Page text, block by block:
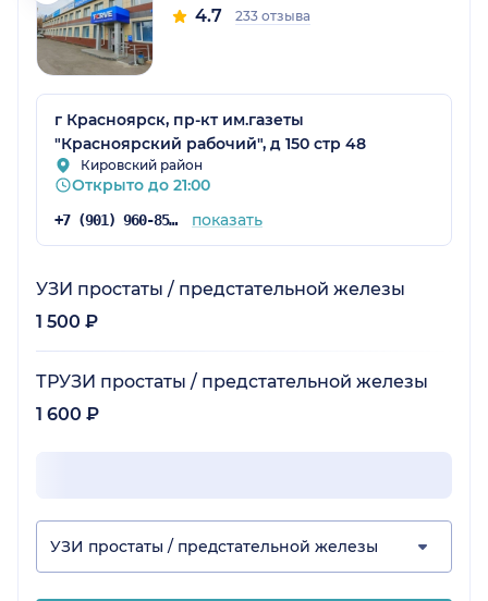
4.7 233 отзыва
г Красноярск, пр-кт им.газеты
"Красноярский рабочий", д 150 стр 48
Кировский район
Открыто до 21:00
+7 (901) 960-85-93 показать
УЗИ простаты / предстательной железы
1 500 ₽
ТРУЗИ простаты / предстательной железы
1 600 ₽
УЗИ простаты / предстательной железы